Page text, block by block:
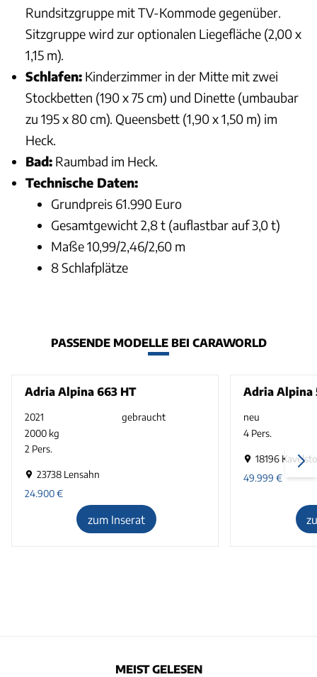
Rundsitzgruppe mit TV-Kommode gegenüber.
Sitzgruppe wird zur optionalen Liegefläche (2,00 x
1,15 m).
Schlafen: Kinderzimmer in der Mitte mit zwei
Stockbetten (190 x 75 cm) und Dinette (umbaubar
zu 195 x 80 cm). Queensbett (1,90 x 1,50 m) im
Heck.
Bad: Raumbad im Heck.
Technische Daten:
Grundpreis 61.990 Euro
Gesamtgewicht 2,8 t (auflastbar auf 3,0 t)
Maße 10,99/2,46/2,60 m
8 Schlafplätze
PASSENDE MODELLE BEI CARAWORLD
Adria Alpina 663 HT
2021
gebraucht
2000 kg
2 Pers.
23738 Lensahn
24.900€
zum Inserat
Adria Alpina
neu
4 Pers.
18196
49.999 €
MEIST GELESEN